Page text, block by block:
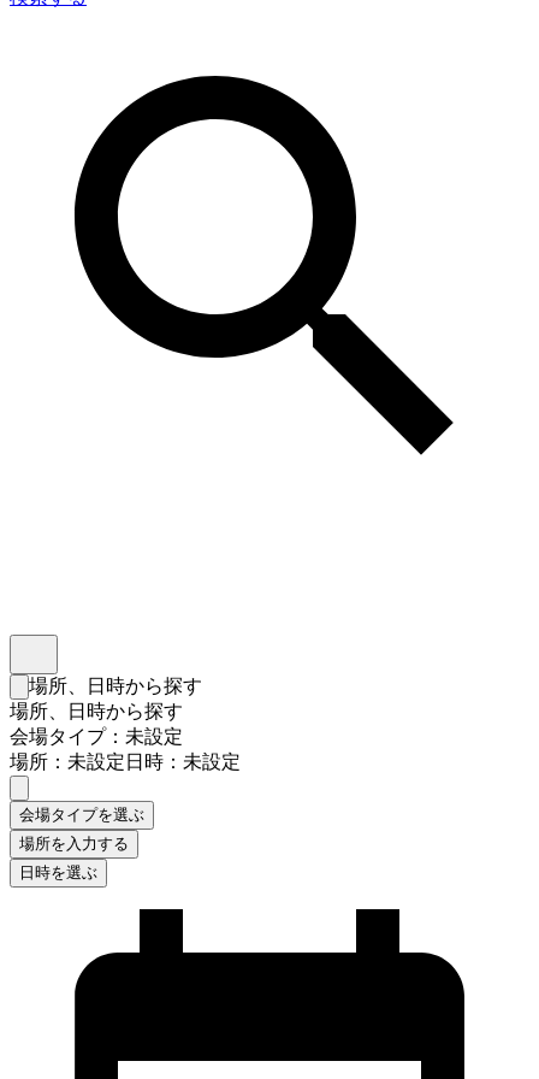
検索フォームを閉じる
場所、日時から探す
場所、日時から探す
会場タイプ：未設定
場所：未設定日時：未設定
会場タイプを選ぶ
場所を入力する
日時を選ぶ